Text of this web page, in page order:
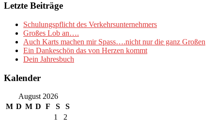
Letzte Beiträge
Schulungspflicht des Verkehrsunternehmers
Großes Lob an….
Auch Karts machen mir Spass….nicht nur die ganz Großen
Ein Dankeschön das von Herzen kommt
Dein Jahresbuch
Kalender
August 2026
M D M D F S
S
1
2